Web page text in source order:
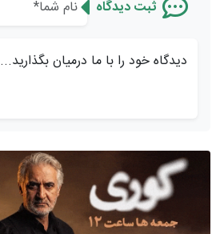
ثبت دیدگاه
دیدگاه خود را با ما درمیان بگذارید...